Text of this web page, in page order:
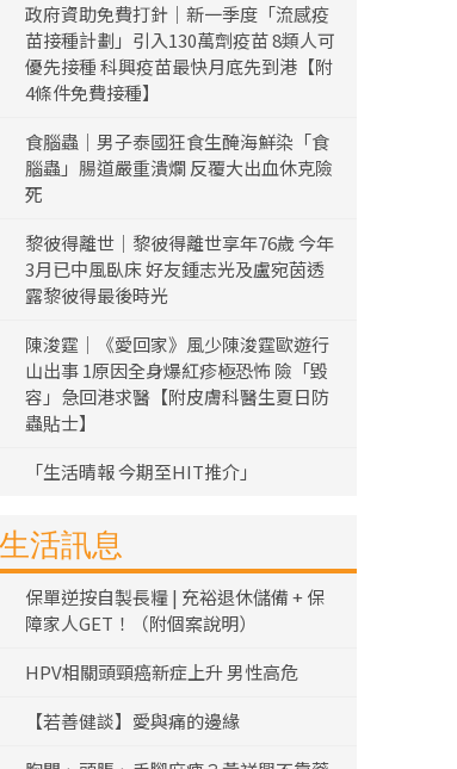
政府資助免費打針｜新一季度「流感疫
苗接種計劃」引入130萬劑疫苗 8類人可
優先接種 科興疫苗最快月底先到港【附
4條件免費接種】
食腦蟲｜男子泰國狂食生醃海鮮染「食
腦蟲」腸道嚴重潰爛 反覆大出血休克險
死
黎彼得離世｜黎彼得離世享年76歲 今年
3月已中風臥床 好友鍾志光及盧宛茵透
露黎彼得最後時光
陳浚霆｜《愛回家》風少陳浚霆歐遊行
山出事 1原因全身爆紅疹極恐怖 險「毀
容」急回港求醫【附皮膚科醫生夏日防
蟲貼士】
「生活晴報 今期至HIT推介」
生活訊息
保單逆按自製長糧 | 充裕退休儲備 + 保
障家人GET！（附個案說明）
HPV相關頭頸癌新症上升 男性高危
【若善健談】愛與痛的邊緣